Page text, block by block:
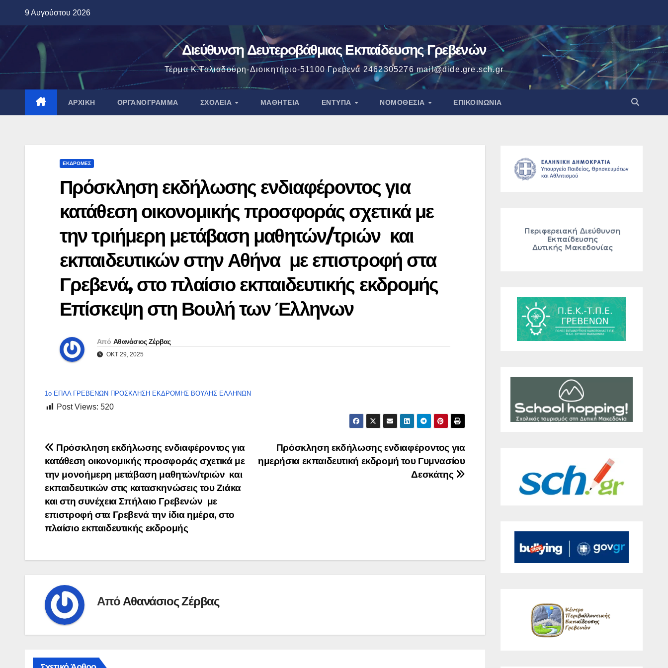
περιεχόμενο
9 Αυγούστου 2026
Διεύθυνση Δευτεροβάθμιας Εκπαίδευσης Γρεβενών
Τέρμα Κ.Ταλιαδούρη-Διοικητήριο-51100 Γρεβενά 2462305276 mail@dide.gre.sch.gr
ΑΡΧΙΚΉ ΟΡΓΑΝΌΓΡΑΜΜΑ ΣΧΟΛΕΊΑ ΜΑΘΗΤΕΊΑ ΈΝΤΥΠΑ ΝΟΜΟΘΕΣΙΑ ΕΠΙΚΟΙΝΩΝΙΑ
ΕΚΔΡΟΜΈΣ
Πρόσκληση εκδήλωσης ενδιαφέροντος για
κατάθεση οικονομικής προσφοράς σχετικά με
την τριήμερη μετάβαση μαθητών/τριών και
εκπαιδευτικών στην Αθήνα με επιστροφή στα
Γρεβενά, στο πλαίσιο εκπαιδευτικής εκδρομής
Επίσκεψη στη Βουλή των Έλληνων
Από Αθανάσιος Ζέρβας
ΟΚΤ 29, 2025
1ο ΕΠΑΛ ΓΡΕΒΕΝΩΝ ΠΡΟΣΚΛΗΣΗ ΕΚΔΡΟΜΗΣ ΒΟΥΛΗΣ ΕΛΛΗΝΩΝ
Post Views: 520
Πλοήγηση
άρθρων
Πρόσκληση εκδήλωσης ενδιαφέροντος για
ημερήσια εκπαιδευτική εκδρομή του Γυμνασίου
Δεσκάτης
Πρόσκληση εκδήλωσης ενδιαφέροντος για
κατάθεση οικονομικής προσφοράς σχετικά με
την μονοήμερη μετάβαση μαθητών/τριών και
εκπαιδευτικών στις κατασκηνώσεις του Ζιάκα
και στη συνέχεια Σπήλαιο Γρεβενών με
επιστροφή στα Γρεβενά την ίδια ημέρα, στο
πλαίσιο εκπαιδευτικής εκδρομής
ΑπόΑθανάσιος Ζέρβας